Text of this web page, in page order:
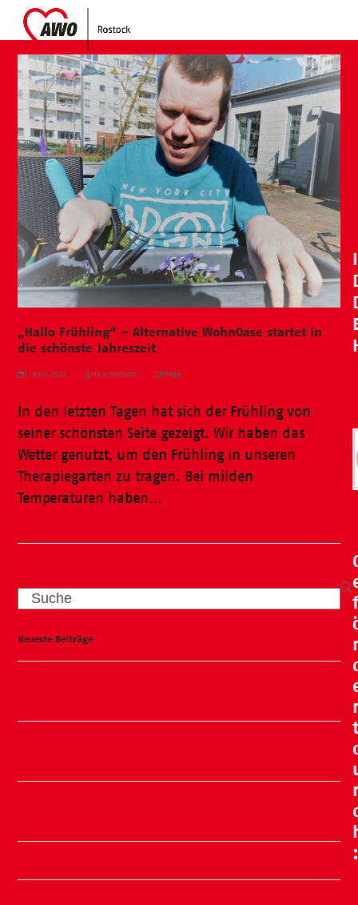
content
Open
mobile
menu
Close
mobile
menu
„Hallo Frühling“ – Alternative WohnOase startet in
die schönste Jahreszeit
1. April 2021 Maik Herfurth Pflege
In den letzten Tagen hat sich der Frühling von
seiner schönsten Seite gezeigt. Wir haben das
Wetter genutzt, um den Frühling in unseren
Therapiegarten zu tragen. Bei milden
Temperaturen haben…
Search
Neueste Beiträge
f
r
r
t
r
: